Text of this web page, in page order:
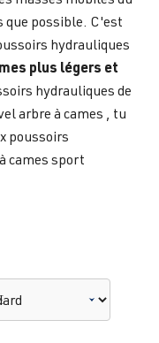
que possible. C'est
hydrauliques
plus légers et
hydrauliques de
arbre à cames , tu
poussoirs
cames sport